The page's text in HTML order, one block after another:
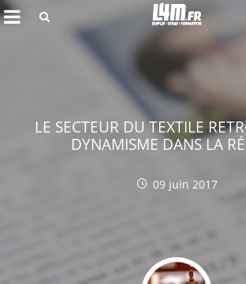
LE SECTEUR DU TEXTILE
DYNAMISME DANS LA
09 juin 2017